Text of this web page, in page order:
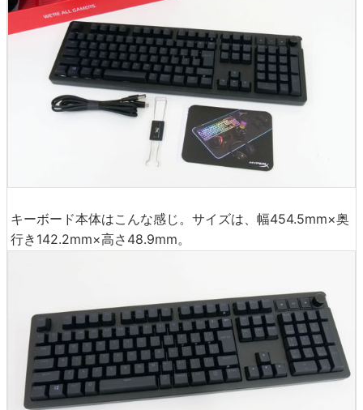
キーボード本体はこんな感じ。サイズは、幅454.5mm×奥
行き142.2mm×高さ48.9mm。